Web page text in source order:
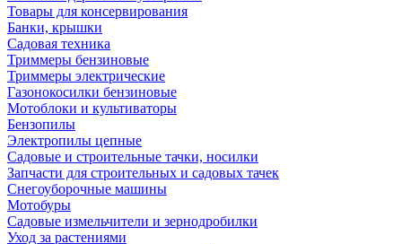
Товары для консервирования
Банки, крышки
Садовая техника
Триммеры бензиновые
Триммеры электрические
Газонокосилки бензиновые
Мотоблоки и культиваторы
Бензопилы
Электропилы цепные
Садовые и строительные тачки, носилки
Запчасти для строительных и садовых тачек
Снегоуборочные машины
Мотобуры
Садовые измельчители и зернодробилки
Уход за растениями